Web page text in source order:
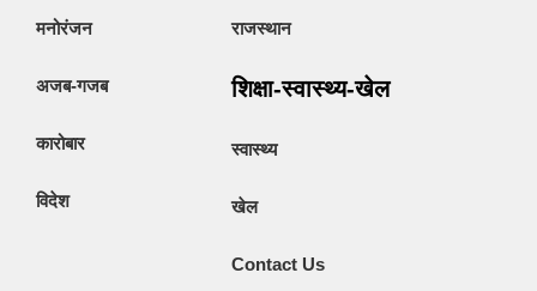
मनोरंजन
अजब-गजब
कारोबार
विदेश
राजस्थान
शिक्षा-स्वास्थ्य-खेल
स्वास्थ्य
खेल
Contact Us